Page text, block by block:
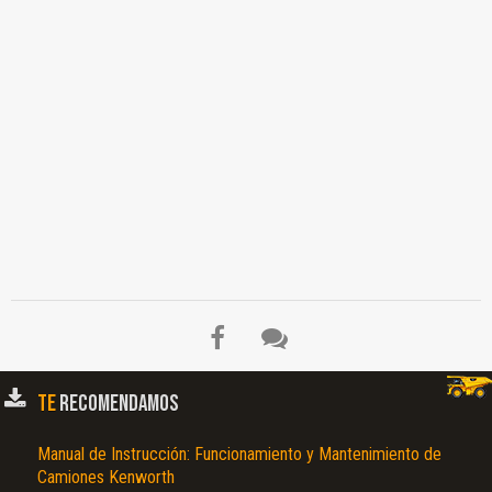
TERECOMENDAMOS
Manual de Instrucción: Funcionamiento y Mantenimiento de
Camiones Kenworth